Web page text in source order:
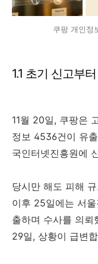
쿠팡 개인정
1.1 초기 신고부
11월 20일, 쿠팡은
정보 4536건이 유
국인터넷진흥원에
당시만 해도 피해
이후 25일에는 서
출하며 수사를 의뢰
29일, 상황이 급변